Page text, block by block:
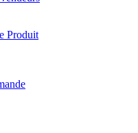
Produit